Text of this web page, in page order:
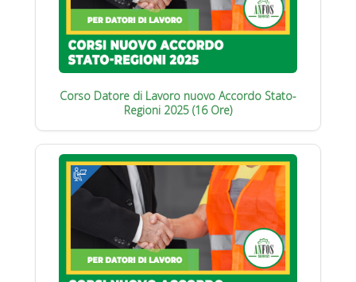
Corso Datore di Lavoro nuovo Accordo Stato-
Regioni 2025 (16 Ore)